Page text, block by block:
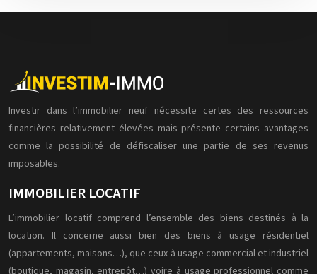
Investir dans l’immobilier neuf nécessite certes des ressources
financières relativement élevées mais présente certains avantages
comme la possibilité de défiscaliser une partie de ses revenus
imposables.
IMMOBILIER LOCATIF
L’immobilier locatif comprend l’ensemble des biens destinés à la
location. Il concerne aussi bien des biens à usage résidentiel
(appartements, maisons…), que ceux à usage commercial et industriel
(boutique, magasin, entrepôt…) voire à usage professionnel comme